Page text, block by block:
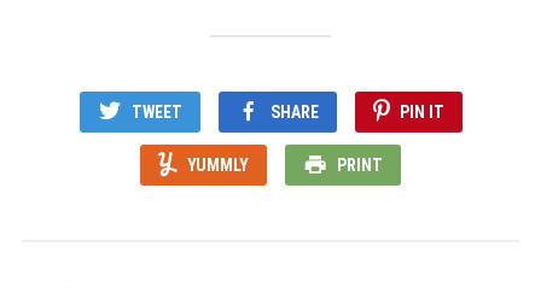
TWEET SHARE PIN IT
YUMMLY PRINT